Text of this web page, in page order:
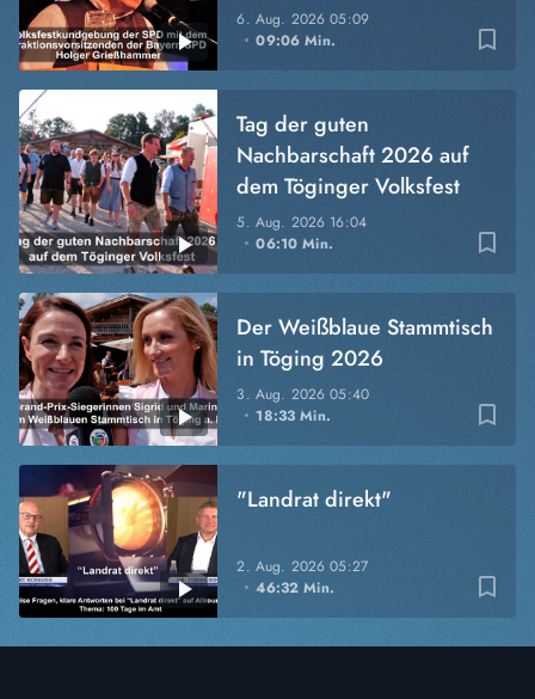
bookmark_border
6. Aug. 202605:09
09:06 Min.
bookmark_border
5. Aug. 2026 16:04
06:10 Min.
Tag der guten
Nachbarschaft 2026 auf
dem Töginger Volksfest
bookmark_border
3. Aug. 202605:40
18:33 Min.
Der Weißblaue Stammtisch
in Töging 2026
bookmark_border
2. Aug. 202605:27
46:32 Min.
"Landrat direkt"